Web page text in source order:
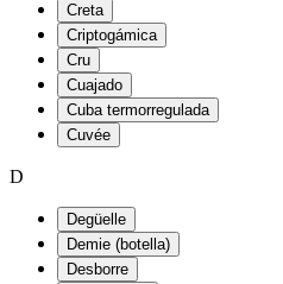
Creta
Criptogámica
Cru
Cuajado
Cuba termorregulada
Cuvée
D
Degüelle
Demie (botella)
Desborre